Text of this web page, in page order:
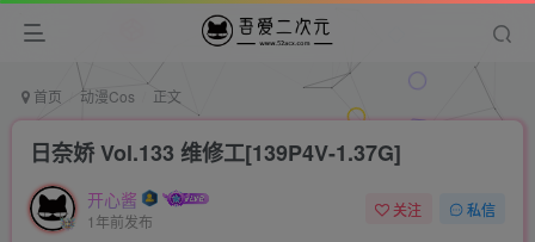
首页 动漫Cos 正文
日奈娇 Vol.133 维修工[139P4V-1.37G]
开心酱
1年前发布
关注 私信